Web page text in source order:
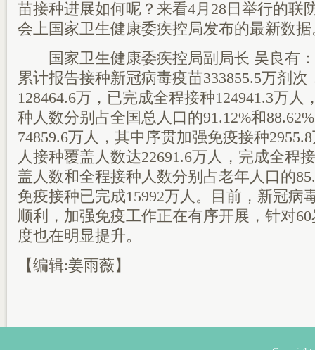
苗接种进展如何呢？来看4月28日举行的联
会上国家卫生健康委疾控局发布的最新数据
国家卫生健康委疾控局副局长 吴良有：
累计报告接种新冠病毒疫苗333855.5万剂
128464.6万，已完成全程接种124941.3万人
种人数分别占全国总人口的91.12%和
74859.6万人，其中序贯加强免疫接种
人接种覆盖人数达22691.6万人，完成全程
盖人数和全程接种人数分别占老年人口的
免疫接种已完成15992万人。目前，新冠病
顺利，加强免疫工作正在有序开展，针对
度也在明显提升。
【编辑:姜雨薇】